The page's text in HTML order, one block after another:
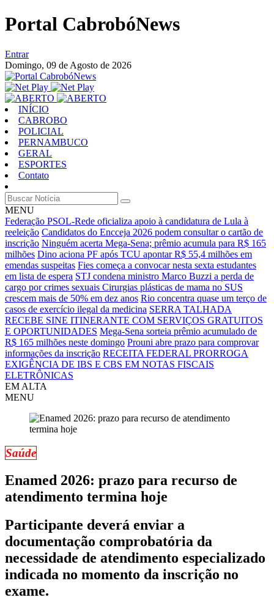
Portal CabrobóNews
Entrar
Domingo, 09 de Agosto de 2026
INÍCIO
CABROBO
POLICIAL
PERNAMBUCO
GERAL
ESPORTES
Contato
MENU
Federação PSOL-Rede oficializa apoio à candidatura de Lula à
reeleição Candidatos do Encceja 2026 podem consultar o cartão de
inscrição Ninguém acerta Mega-Sena; prêmio acumula para R$ 165
milhões Dino aciona PF após TCU apontar R$ 55,4 milhões em
emendas suspeitas Fies começa a convocar nesta sexta estudantes
em lista de espera STJ condena ministro Marco Buzzi a perda de
cargo por crimes sexuais Cirurgias plásticas de mama no SUS
crescem mais de 50% em dez anos Rio concentra quase um terço de
casos de exercício ilegal da medicina SERRA TALHADA
RECEBE SINE ITINERANTE COM SERVIÇOS GRATUITOS
E OPORTUNIDADES Mega-Sena sorteia prêmio acumulado de
R$ 165 milhões neste domingo Prouni abre prazo para comprovar
informações da inscrição RECEITA FEDERAL PRORROGA
EXIGÊNCIA DE IBS E CBS EM NOTAS FISCAIS
ELETRÔNICAS
EM ALTA
MENU
Saúde
Enamed 2026: prazo para recurso de
atendimento termina hoje
Participante deverá enviar a
documentação comprobatória da
necessidade de atendimento especializado
indicada no momento da inscrição no
exame.